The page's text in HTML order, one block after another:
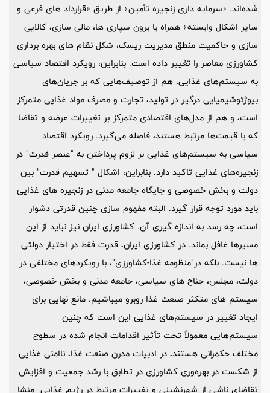
شده‌اند. «سرمایه داری زنجیره تأمین» از طریق «قرارداد های فرعی و
سایر اشکال وابسته» همراه با برون سپاری ها، مالی سازی، کالایی
سازی و حاکمیت منطق مدیریت ریسک، شکل نظام های بهره برداری
کشاورزی معاصر را تغییر داده است. بنابراین، رویکرد اقتصاد سیاسی
به سیستم‌های غذایی، هم از توصیف‌هایی که بر جریان‌های
بیوژئوشیمیایی درگیر در تولید، تجارت و مصرف مواد غذایی متمرکز
است، و هم از مدل‌های اقتصادی متمرکز بر تغییرات عرضه و تقاضا
که با قیمت‌ها مرتبط هستند، فاصله می‌گیرد. رویکرد اقتصاد
سیاسی به سیستم‌های غذایی بر لزوم پرداختن به "عنصر قدرت" در
زنجیره‌های غذایی تاکید دارد. بنابراین، اشکال " تسهیم قدرت" بین
دولت و بخش خصوصی و جایگاه جامعه مدنی در زنجیره های غذایی
باید مورد توجه قرار گیرد. البته مفهوم سازی چنین قدرتی دشوار
است، چه رسد به اندازه گیری آن. کشاورزی ایران نیز نباید از این
مسیرها غافل بماند. در کشاورزی ایران، قدرت فقط در اختیار دولتی
ها نیست. بلکه در"منظومه غذا-کشاورزی"، با رویکردهای مختلفی در
دولت، مجلس، جناح های سیاسی، جامعه مدنی و بخش خصوصی،
سیستم های متکثر صنعت غذا روبرو میباشیم. مانع نهایی برای
ایجاد تغییر در سیستم‌های غذایی این است که چنین
سیستم‌هایی معمولاً تحت تأثیر اقدامات انجام شده در سطوح
مختلف حکمرانی هستند، در ادبیات مدرن صنعت غذا، ناامنی غذایی
از شکست در بهره‌وری کشاورزی در تطابق با رشد جمعیت و افزایش
تقاضای ناشی از شهرنشینی و تغییرات مرتبط در رژیم غذایی منشا